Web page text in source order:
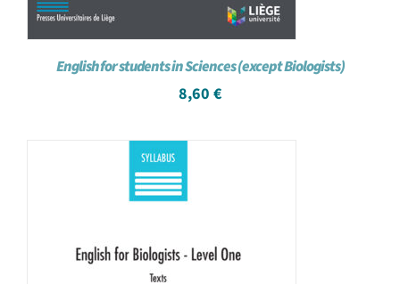
English for students in Sciences (except Biologists)
8,60 €